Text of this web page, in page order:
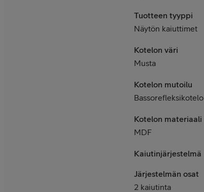
Tuotteen tyyppi
Näytön kaiuttimet
Kotelon väri
Musta
Kotelon mutoilu
Bassorefleksikotelo
Kotelon materiaali
MDF
Kaiutinjärjestelmä
Järjestelmän osat
2 kaiutinta